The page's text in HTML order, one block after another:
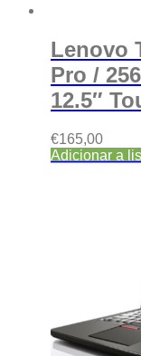
Lenovo
Pro /
12.5″
€165,00
Adicionar a